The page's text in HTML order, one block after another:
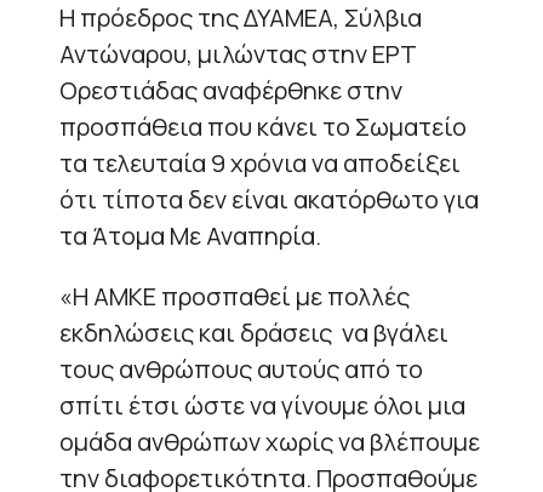
Η πρόεδρος της ΔΥΑΜΕΑ, Σύλβια
Αντώναρου, μιλώντας στην ΕΡΤ
Ορεστιάδας αναφέρθηκε στην
προσπάθεια που κάνει το Σωματείο
τα τελευταία 9 χρόνια να αποδείξει
ότι τίποτα δεν είναι ακατόρθωτο για
τα Άτομα Με Αναπηρία.
«Η ΑΜΚΕ προσπαθεί με πολλές
εκδηλώσεις και δράσεις να βγάλει
τους ανθρώπους αυτούς από το
σπίτι έτσι ώστε να γίνουμε όλοι μια
ομάδα ανθρώπων χωρίς να βλέπουμε
την διαφορετικότητα. Προσπαθούμε